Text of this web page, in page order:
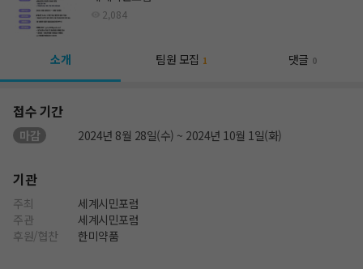
2,084
소개 팀원 모집 1 댓글 0
접수 기간
마감 2024년 8월 28일(수) ~ 2024년 10월 1일(화)
기관
주최
세계시민포럼
주관
세계시민포럼
후원/협찬
한미약품